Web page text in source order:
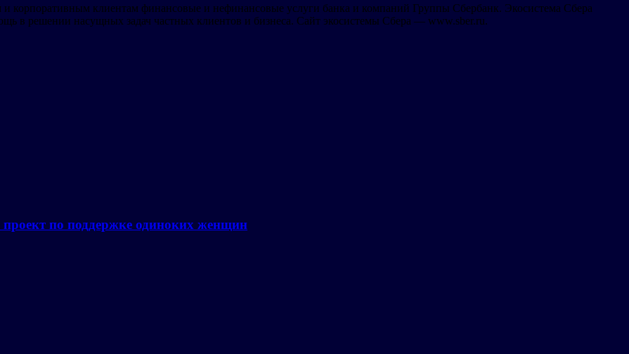
и корпоративным клиентам финансовые и нефинансовые услуги банка и компаний Группы Сбербанк. Экосистема Сбера
в решении насущных задач частных клиентов и бизнеса. Сайт экосистемы Сбера — www.sber.ru.
по поддержке одиноких женщин